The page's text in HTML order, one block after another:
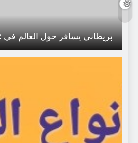
بريطاني يسافر حول العالم في 12 ساعة